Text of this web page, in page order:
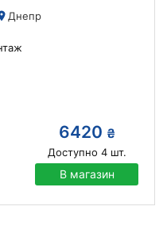
Днепр
6420 ₴
Доступно 4шт.
В магазин